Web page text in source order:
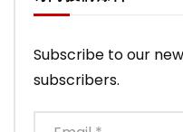
Subscribe to our
subscribers.